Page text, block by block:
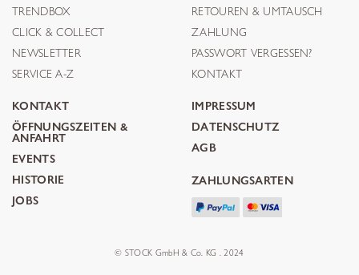
TRENDBOX
CLICK & COLLECT
NEWSLETTER
SERVICE A-Z
RETOUREN & UMTAUSCH
ZAHLUNG
PASSWORT VERGESSEN?
KONTAKT
KONTAKT
ÖFFNUNGSZEITEN &
ANFAHRT
EVENTS
HISTORIE
JOBS
IMPRESSUM
DATENSCHUTZ
AGB
ZAHLUNGSARTEN
© STOCK GmbH & Co. KG . 2024